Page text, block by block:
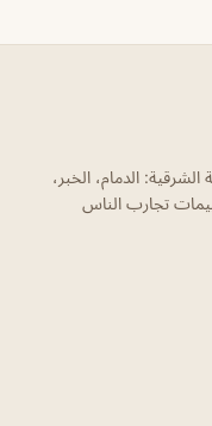
الدمام، الخبر،
تجارب الناس